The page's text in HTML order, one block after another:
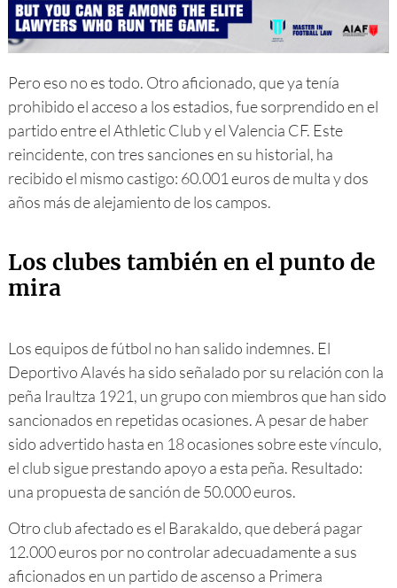
Pero eso no es todo. Otro aficionado, que ya tenía
prohibido el acceso a los estadios, fue sorprendido en el
partido entre el Athletic Club y el Valencia CF. Este
reincidente, con tres sanciones en su historial, ha
recibido el mismo castigo: 60.001 euros de multa y dos
años más de alejamiento de los campos.
Los clubes también en el punto de
mira
Los equipos de fútbol no han salido indemnes. El
Deportivo Alavés ha sido señalado por su relación con la
peña Iraultza 1921, un grupo con miembros que han sido
sancionados en repetidas ocasiones. A pesar de haber
sido advertido hasta en 18 ocasiones sobre este vínculo,
el club sigue prestando apoyo a esta peña. Resultado:
una propuesta de sanción de 50.000 euros.
Otro club afectado es el Barakaldo, que deberá pagar
12.000 euros por no controlar adecuadamente a sus
aficionados en un partido de ascenso a Primera